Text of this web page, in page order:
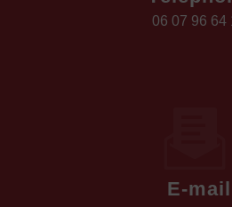
06 07 96 64
E-mail